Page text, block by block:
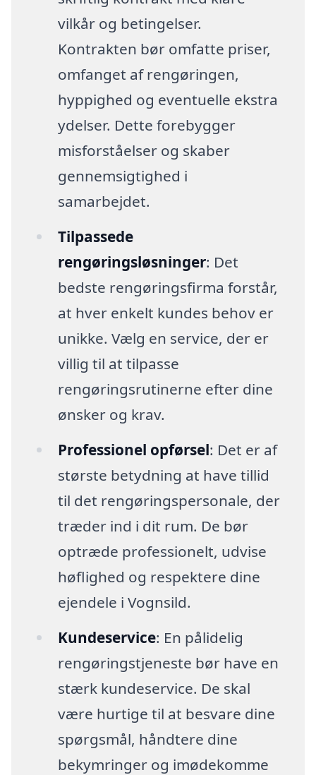
vilkår og betingelser.
Kontrakten bør omfatte priser,
omfanget af rengøringen,
hyppighed og eventuelle ekstra
ydelser. Dette forebygger
misforståelser og skaber
gennemsigtighed i
samarbejdet.
Tilpassede
rengøringsløsninger: Det
bedste rengøringsfirma forstår,
at hver enkelt kundes behov er
unikke. Vælg en service, der er
villig til at tilpasse
rengøringsrutinerne efter dine
ønsker og krav.
Professionel opførsel: Det er af
største betydning at have tillid
til det rengøringspersonale, der
træder ind i dit rum. De bør
optræde professionelt, udvise
høflighed og respektere dine
ejendele i Vognsild.
Kundeservice: En pålidelig
rengøringstjeneste bør have en
stærk kundeservice. De skal
være hurtige til at besvare dine
spørgsmål, håndtere dine
bekymringer og imødekomme